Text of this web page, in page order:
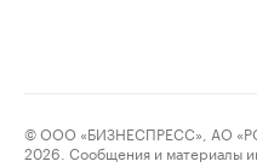
© ООО «БИЗНЕСПРЕСС», АО
2026. Сообщения и материалы